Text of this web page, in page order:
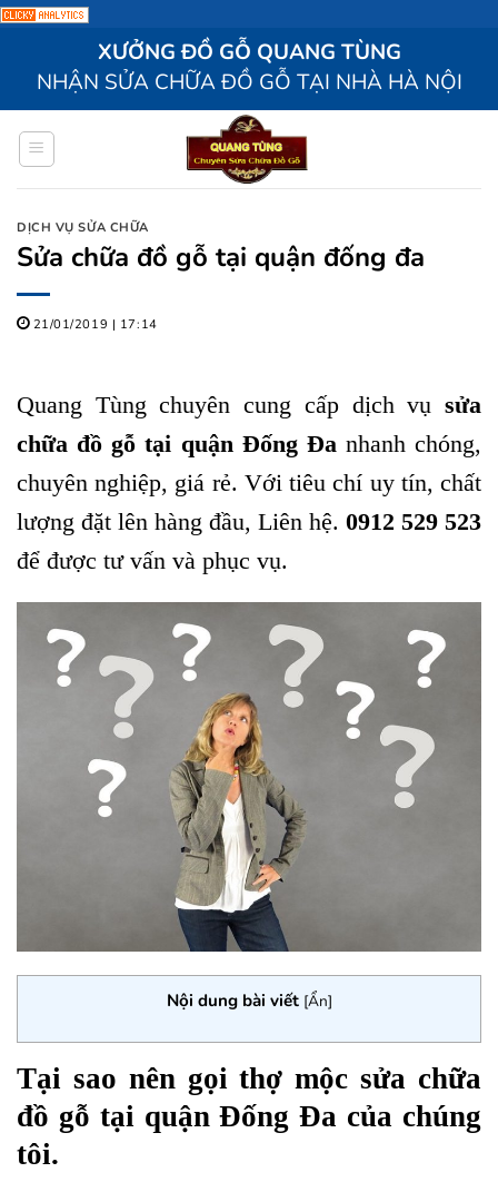
XƯỞNG ĐỒ GỖ QUANG TÙNG
NHẬN SỬA CHỮA ĐỒ GỖ TẠI NHÀ HÀ NỘI
DỊCH VỤ SỬA CHỮA
Sửa chữa đồ gỗ tại quận đống đa
21/01/2019 | 17:14
Quang Tùng chuyên cung cấp dịch vụ sửa
chữa đồ gỗ tại quận Đống Đa nhanh chóng,
chuyên nghiệp, giá rẻ. Với tiêu chí uy tín, chất
lượng đặt lên hàng đầu, Liên hệ. 0912 529 523
để được tư vấn và phục vụ.
Nội dung bài viết [Ẩn]
Tại sao nên gọi thợ mộc sửa chữa
đồ gỗ tại quận Đống Đa của chúng
tôi.